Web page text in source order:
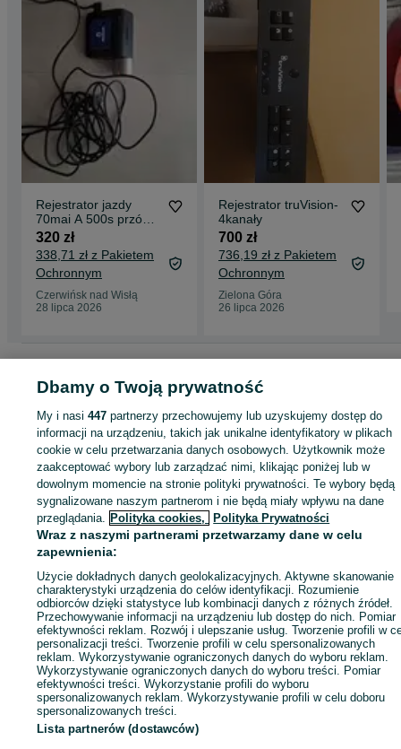
Rejestrator jazdy
70mai A 500s przód
tył 32gb
320 zł
338,71 zł z Pakietem
Ochronnym
Czerwińsk nad Wisłą
28 lipca 2026
Rejestrator truVision-
4kanały
700 zł
736,19 zł z Pakietem
Ochronnym
Zielona Góra
26 lipca 2026
Elektronika samochodowa
Elektronika samochodowa - Małopolskie
Elektronika samochodowa - Brzeszcze
KATEGORIA
887907350 Wyświetlenia:
Zadzwoń / SMS Wyślij wiadomość
Dbamy o Twoją prywatność
My i nasi447 partnerzy przechowujemy lub uzyskujemy dostęp do
informacji na urządzeniu, takich jak unikalne identyfikatory w plikach
cookie w celu przetwarzania danych osobowych. Użytkownik może
zaakceptować wybory lub zarządzać nimi, klikając poniżej lub w
dowolnym momencie na stronie polityki prywatności. Te wybory będą
sygnalizowane naszym partnerom i nie będą miały wpływu na dane
przeglądania. Polityka cookies, Polityka Prywatności
Wraz z naszymi partnerami przetwarzamy dane w celu
zapewnienia:
Użycie dokładnych danych geolokalizacyjnych. Aktywne skanowanie
charakterystyki urządzenia do celów identyfikacji. Rozumienie
odbiorców dzięki statystyce lub kombinacji danych z różnych źródeł.
Przechowywanie informacji na urządzeniu lub dostęp do nich. Pomiar
efektywności reklam. Rozwój i ulepszanie usług. Tworzenie profili w
personalizacji treści. Tworzenie profili w celu spersonalizowanych
reklam. Wykorzystywanie ograniczonych danych do wyboru reklam.
Wykorzystywanie ograniczonych danych do wyboru treści. Pomiar
efektywności treści. Wykorzystanie profili do wyboru
spersonalizowanych reklam. Wykorzystywanie profili w celu doboru
spersonalizowanych treści.
Lista partnerów (dostawców)